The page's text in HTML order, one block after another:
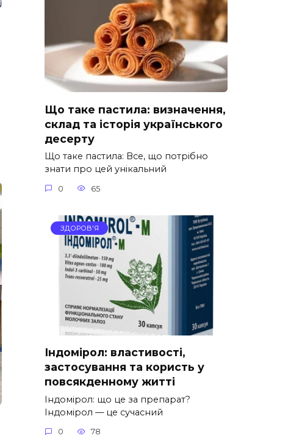
Що таке пастила: визначення,
склад та історія українського
десерту
Що таке пастила: Все, що потрібно
знати про цей унікальний
0 65
ЗДОРОВ'Я
Індомірол: властивості,
застосування та користь у
повсякденному житті
Індомірол: що це за препарат?
Індомірол — це сучасний
0 78